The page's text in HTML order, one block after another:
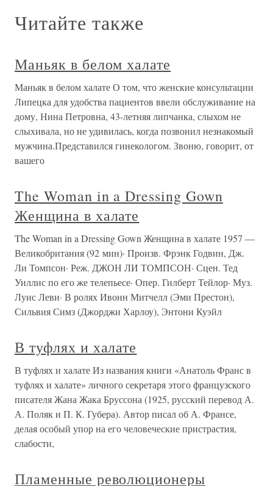
Читайте также
Маньяк в белом халате
Маньяк в белом халате О том, что женские консультации
Липецка для удобства пациентов ввели обслуживание на
дому, Нина Петровна, 43-летняя липчанка, слыхом не
слыхивала, но не удивилась, когда позвонил незнакомый
мужчина.Представился гинекологом. Звоню, говорит, от
вашего
The Woman in a Dressing Gown
Женщина в халате
The Woman in a Dressing Gown Женщина в халате 1957 —
Великобритания (92 мин)· Произв. Фрэнк Годвин, Дж.
Ли Томпсон· Реж. ДЖОН ЛИ ТОМПСОН· Сцен. Тед
Уиллис по его же телепьесе· Опер. Гилберт Тейлор· Муз.
Луис Леви· В ролях Ивонн Митчелл (Эми Престон),
Сильвия Симз (Джорджи Харлоу), Энтони Куэйл
В туфлях и халате
В туфлях и халате Из названия книги «Анатоль Франс в
туфлях и халате» личного секретаря этого французского
писателя Жана Жака Бруссона (1925, русский перевод А.
А. Поляк и П. К. Губера). Автор писал об А. Франсе,
делая особый упор на его человеческие пристрастия,
слабости,
Пламенные революционеры